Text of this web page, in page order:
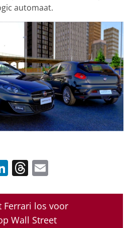
automaat.
Li
k
e
T
re
a
ai
l
Ferrari los voor
Wall Street